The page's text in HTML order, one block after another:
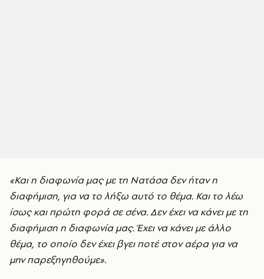
«Και η διαφωνία μας με τη Νατάσα δεν ήταν η
διαφήμιση, για να το λήξω αυτό το θέμα. Και το λέω
ίσως και πρώτη φορά σε σένα. Δεν έχει να κάνει με τη
διαφήμιση η διαφωνία μας. Έχει να κάνει με άλλο
θέμα, το οποίο δεν έχει βγει ποτέ στον αέρα για να
μην παρεξηγηθούμε».